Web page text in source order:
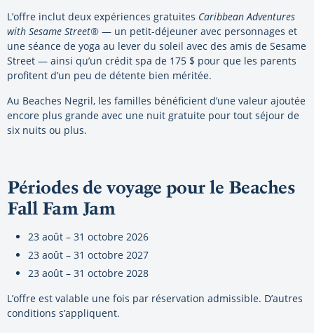
L’offre inclut deux expériences gratuites Caribbean Adventures
with Sesame Street® — un petit-déjeuner avec personnages et
une séance de yoga au lever du soleil avec des amis de Sesame
Street — ainsi qu’un crédit spa de 175 $ pour que les parents
profitent d’un peu de détente bien méritée.
Au Beaches Negril, les familles bénéficient d’une valeur ajoutée
encore plus grande avec une nuit gratuite pour tout séjour de
six nuits ou plus.
Périodes de voyage pour le Beaches
Fall Fam Jam
23 août – 31 octobre 2026
23 août – 31 octobre 2027
23 août – 31 octobre 2028
L’offre est valable une fois par réservation admissible. D’autres
conditions s’appliquent.